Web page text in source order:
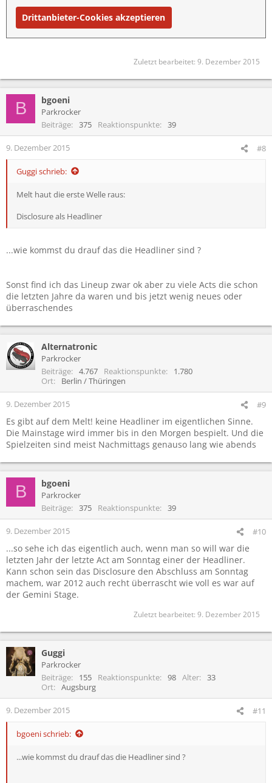
Drittanbieter-Cookies akzeptieren
Zuletzt bearbeitet: 9. Dezember 2015
B bgoeni
Parkrocker
Beiträge
375 Reaktionspunkte 39
9. Dezember 2015 #8
Guggi schrieb:
Melt haut die erste Welle raus:
Disclosure als Headliner
...wie kommst du drauf das die Headliner sind ?
Sonst find ich das Lineup zwar ok aber zu viele Acts die schon
die letzten Jahre da waren und bis jetzt wenig neues oder
überraschendes
Alternatronic
Parkrocker
Beiträge
4.767 Reaktionspunkte
1.780
Ort
Berlin / Thüringen
9. Dezember 2015 #9
Es gibt auf dem Melt! keine Headliner im eigentlichen Sinne.
Die Mainstage wird immer bis in den Morgen bespielt. Und die
Spielzeiten sind meist Nachmittags genauso lang wie abends
B bgoeni
Parkrocker
Beiträge
375 Reaktionspunkte 39
9. Dezember 2015 #10
...so sehe ich das eigentlich auch, wenn man so will war die
letzten Jahr der letzte Act am Sonntag einer der Headliner.
Kann schon sein das Disclosure den Abschluss am Sonntag
machem, war 2012 auch recht überrascht wie voll es war auf
der Gemini Stage.
Zuletzt bearbeitet: 9. Dezember 2015
Guggi
Parkrocker
Beiträge
155 Reaktionspunkte 98 Alter
33
Ort
Augsburg
9. Dezember 2015 #11
bgoeni schrieb:
...wie kommst du drauf das die Headliner sind ?